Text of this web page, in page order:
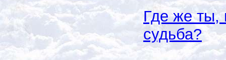
Где же ты,
судьба?